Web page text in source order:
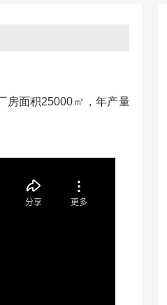
房面积25000㎡，年产量